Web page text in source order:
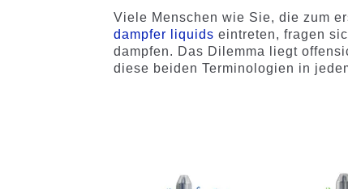
Viele Menschen wie Sie, die zum
dampfer liquids eintreten, fragen
dampfen. Das Dilemma liegt
diese beiden Terminologien in